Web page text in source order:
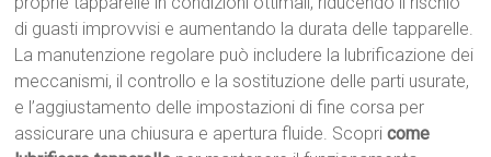
di guasti improvvisi e aumentando la durata delle tapparelle.
La manutenzione regolare può includere la lubrificazione dei
meccanismi, il controllo e la sostituzione delle parti usurate,
e l’aggiustamento delle impostazioni di fine corsa per
assicurare una chiusura e apertura fluide. Scopricome